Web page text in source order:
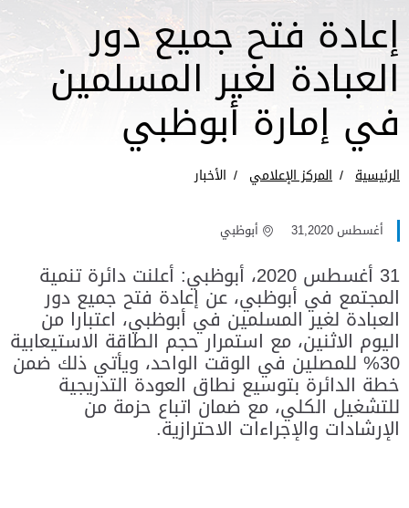
إعادة فتح جميع دور
العبادة لغير المسلمين
في إمارة أبوظبي
الرئيسية المركز الإعلامي الأخبار
أغسطس 31,2020 أبوظبي
31 أغسطس 2020، أبوظبي: أعلنت دائرة تنمية
المجتمع في أبوظبي، عن إعادة فتح جميع دور
العبادة لغير المسلمين في أبوظبي، اعتبارا من
اليوم الاثنين، مع استمرار حجم الطاقة الاستيعابية
30% للمصلين في الوقت الواحد، ويأتي ذلك ضمن
خطة الدائرة بتوسيع نطاق العودة التدريجية
للتشغيل الكلي، مع ضمان اتباع حزمة من
الإرشادات والإجراءات الاحترازية.